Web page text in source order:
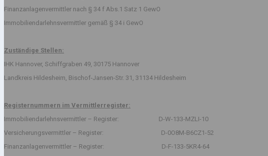
Finanzanlagenvermittler nach § 34 f Abs.1 Satz 1 GewO
Immobiliendarlehnsvermittler gemäß § 34 i GewO
Zuständige Stellen:
IHK Hannover, Schiffgraben 49, 30175 Hannover
Landkreis Hildesheim, Bischof-Jansen-Str. 31, 31134 Hildesheim
Registernummern im Vermittlerregister:
Immobiliendarlehnsvermittler – Register: D-W-133-MZLI-10
Versicherungsvermittler – Register: D-0O8M-B6CZ1-52
Finanzanlagenvermittler – Register: D-F-133-5KR4-64